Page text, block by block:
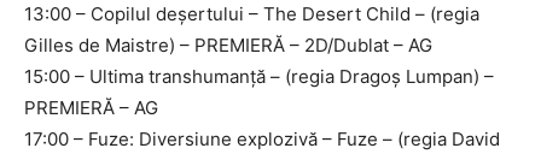
13:00 – Copilul deșertului – The Desert Child – (regia
Gilles de Maistre) – PREMIERĂ – 2D/Dublat – AG
15:00 – Ultima transhumanță – (regia Dragoș Lumpan) –
PREMIERĂ – AG
17:00 – Fuze: Diversiune explozivă – Fuze – (regia David